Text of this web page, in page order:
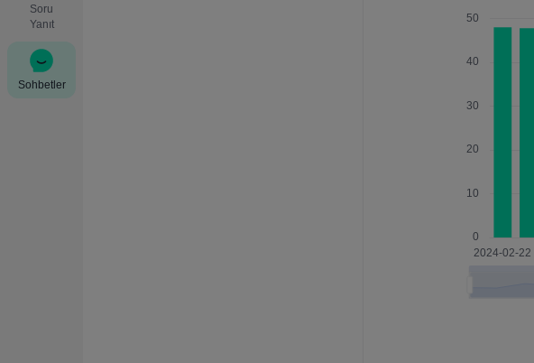
Soru
Yanıt
Sohbetler